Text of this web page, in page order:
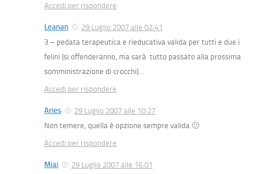
Accedi per rispondere
Leanan
29 Luglio 2007 alle 02:41
3 – pedata terapeutica e rieducativa valida per tutti e due i
felini (si offenderanno, ma sarà tutto passato alla prossima
somministrazione di crocchi)…
Accedi per rispondere
Aries
29 Luglio 2007 alle 10:27
Non temere, quella è opzione sempre valida 🙂
Accedi per rispondere
Miai
29 Luglio 2007 alle 16:01